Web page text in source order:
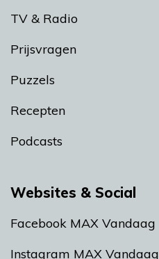
TV & Radio
Prijsvragen
Puzzels
Recepten
Podcasts
Websites & Social
Facebook MAX Vandaag
Instagram MAX Vandaag